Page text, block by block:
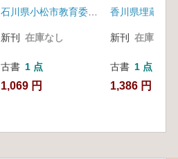
新刊 在庫なし
古書 1 点
1,069 円
新刊 在庫なし
古書 1 点
1,386 円